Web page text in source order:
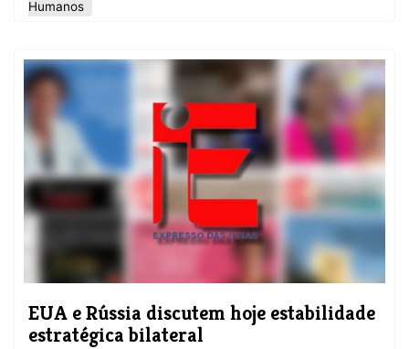
Humanos
EUA e Rússia discutem hoje estabilidade
estratégica bilateral